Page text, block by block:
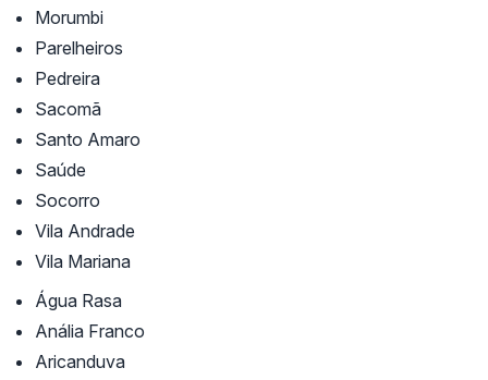
Morumbi
Parelheiros
Pedreira
Sacomã
Santo Amaro
Saúde
Socorro
Vila Andrade
Vila Mariana
Água Rasa
Anália Franco
Aricanduva